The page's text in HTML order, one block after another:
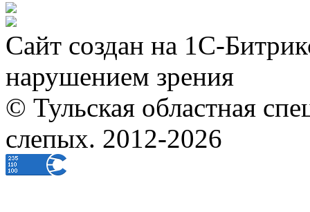
Сайт создан на 1С-
нарушением зрения
© Тульская областная
слепых. 2012-2026